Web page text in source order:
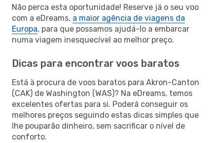
Não perca esta oportunidade! Reserve já o seu voo
com a eDreams, a maior agência de viagens da
Europa, para que possamos ajudá-lo a embarcar
numa viagem inesquecível ao melhor preço.
Dicas para encontrar voos baratos
Está à procura de voos baratos para Akron-Canton
(CAK) de Washington (WAS)? Na eDreams, temos
excelentes ofertas para si. Poderá conseguir os
melhores preços seguindo estas dicas simples que
lhe pouparão dinheiro, sem sacrificar o nível de
conforto.